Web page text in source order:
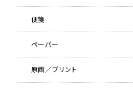
便箋
ペーパー
原画／プリント